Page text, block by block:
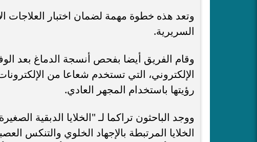
وتعد هذه خطوة مهمة لضمان اختبار العلاجات
السريرية.
وقام الفريق أيضا بفحص أنسجة الدماغ بعد
الإلكتروني، التي تستخدم شعاعا من
رؤيتها باستخدام المجهر العادي.
الخلايا المرتبطة بالإجهاد الخلوي